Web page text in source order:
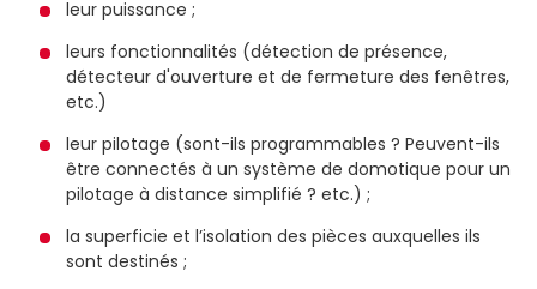
leur puissance ;
leurs fonctionnalités (détection de présence,
détecteur d'ouverture et de fermeture des fenêtres,
etc.)
leur pilotage (sont-ils programmables ? Peuvent-ils
être connectés à un système de domotique pour un
pilotage à distance simplifié ? etc.) ;
la superficie et l’isolation des pièces auxquelles ils
sont destinés ;